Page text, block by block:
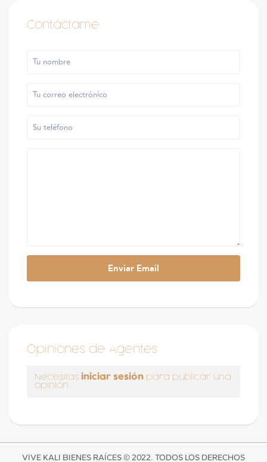
Contáctame
Opiniones de Agentes
Necesitas iniciar sesión para publicar una
opinión
VIVE KALI BIENES RAÍCES © 2022. TODOS LOS DERECHOS